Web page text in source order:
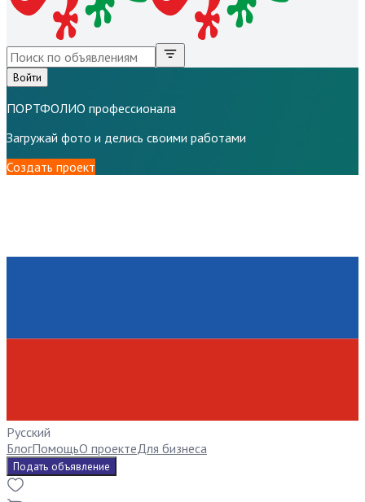
Войти
ПОРТФОЛИО профессионала
Загружай фото и делись своими работами
Создать проект
Русский
БлогПомощьО проектеДля бизнеса
Подать объявление